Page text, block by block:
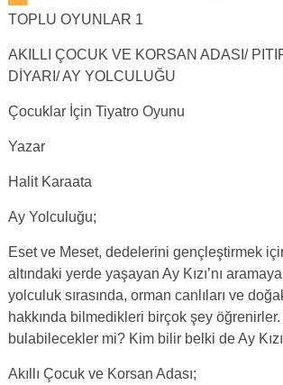
TOPLU OYUNLAR 1
AKILLI ÇOCUK VE KORSAN ADASI/
DİYARI/ AY YOLCULUĞU
Çocuklar İçin Tiyatro Oyunu
Yazar
Halit Karaata
Ay Yolculuğu;
Eset ve Meset, dedelerini gençleştirmek
altındaki yerde yaşayan Ay Kızı’nı
yolculuk sırasında, orman canlıları ve
hakkında bilmedikleri birçok şey öğrenirler.
bulabilecekler mi? Kim bilir belki de Ay
Akıllı Çocuk ve Korsan Adası;